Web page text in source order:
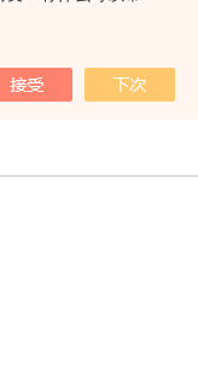
围也越来越广泛并慢慢